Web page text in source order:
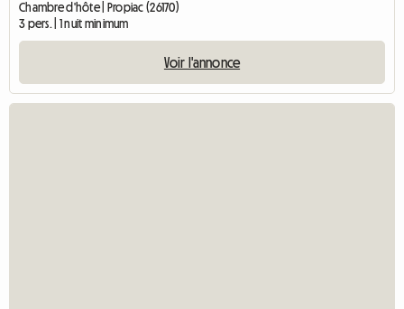
Chambre d'hôte | Propiac (26170)
3 pers. | 1 nuit minimum
Voir l'annonce